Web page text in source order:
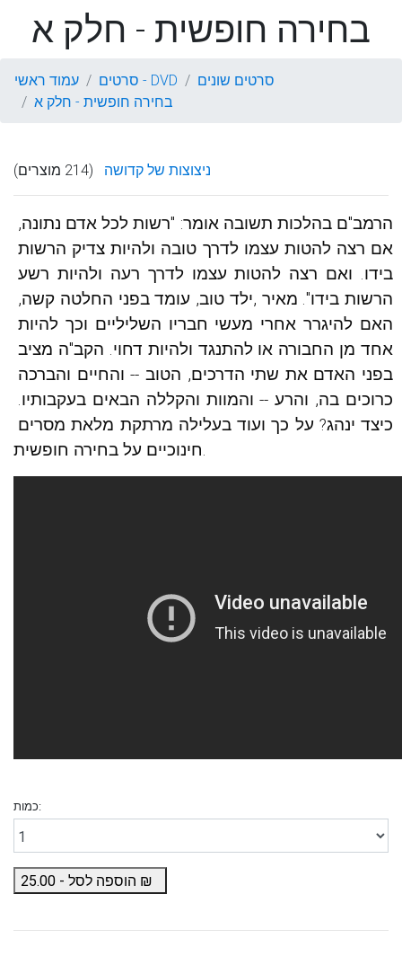
בחירה חופשית - חלק א
עמוד ראשי סרטים - DVD
סרטים שונים
בחירה חופשית - חלק א
ניצוצות של קדושה (214 מוצרים)
חינוכיים על בחירה חופשית.
כמות:
הוספה לסל - 25.00